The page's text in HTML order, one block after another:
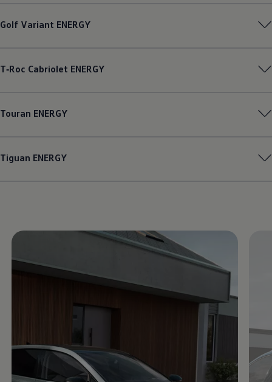
Golf Variant ENERGY
T‑Roc Cabriolet ENERGY
Touran ENERGY
Tiguan ENERGY